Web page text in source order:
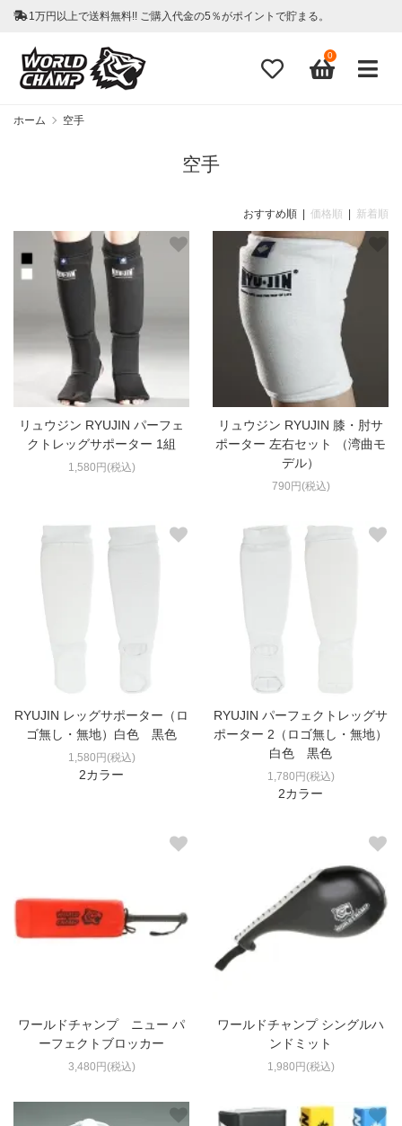
1万円以上で送料無料!! ご購入代金の5％がポイントで貯まる。
0
ホーム 空手
空手
おすすめ順 | 価格順 新着順
リュウジン RYUJIN パーフェ
クトレッグサポーター 1組
1,580円(税込)
リュウジン RYUJIN 膝・肘サ
ポーター 左右セット （湾曲モ
デル）
790円(税込)
RYUJIN レッグサポーター（ロ
ゴ無し・無地）白色 黒色
1,580円(税込)
2カラー
RYUJIN パーフェクトレッグサ
ポーター 2（ロゴ無し・無地）
白色 黒色
1,780円(税込)
2カラー
ワールドチャンプ ニュー パ
ーフェクトブロッカー
3,480円(税込)
ワールドチャンプ シングルハ
ンドミット
1,980円(税込)